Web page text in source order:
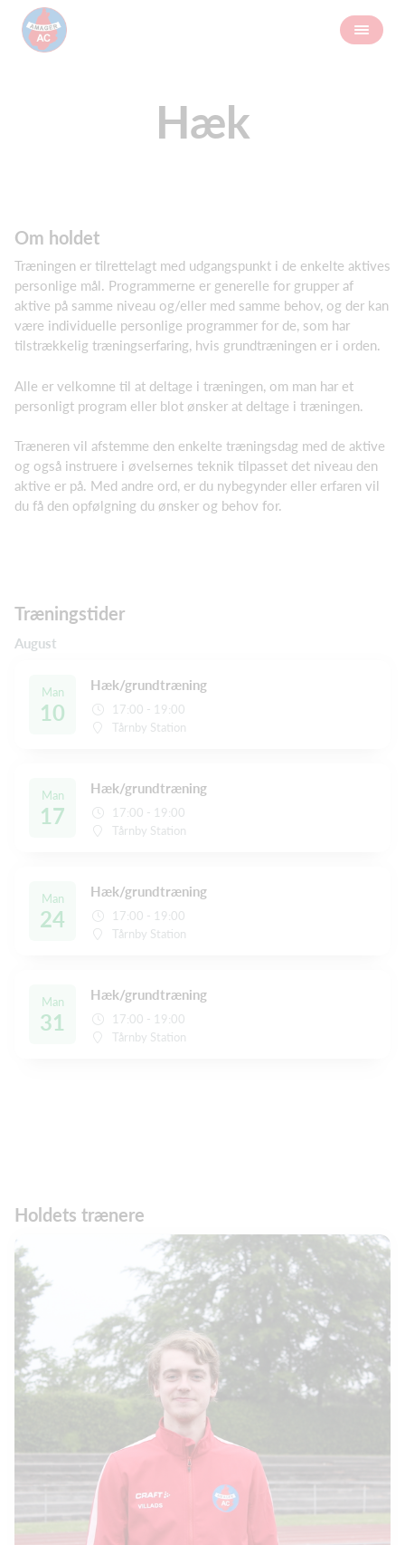
Hæk
Om holdet
Træningen er tilrettelagt med udgangspunkt i de enkelte aktives
personlige mål. Programmerne er generelle for grupper af
aktive på samme niveau og/eller med samme behov, og der kan
være individuelle personlige programmer for de, som har
tilstrækkelig træningserfaring, hvis grundtræningen er i orden.
Alle er velkomne til at deltage i træningen, om man har et
personligt program eller blot ønsker at deltage i træningen.
Træneren vil afstemme den enkelte træningsdag med de aktive
og også instruere i øvelsernes teknik tilpasset det niveau den
aktive er på. Med andre ord, er du nybegynder eller erfaren vil
du få den opfølgning du ønsker og behov for.
Træningstider
August
Man
10
Hæk/grundtræning
17:00 - 19:00
Tårnby Station
Man
17
Hæk/grundtræning
17:00 - 19:00
Tårnby Station
Man
24
Hæk/grundtræning
17:00 - 19:00
Tårnby Station
Man
31
Hæk/grundtræning
17:00 - 19:00
Tårnby Station
Holdets trænere